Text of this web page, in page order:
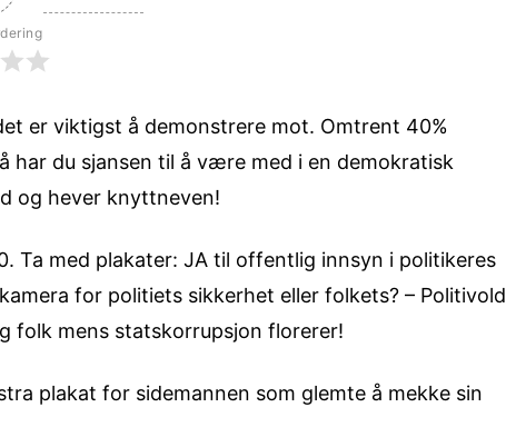
er viktigst å demonstrere mot. Omtrent 40%
har du sjansen til å være med i en demokratisk
og hever knyttneven!
Ta med plakater: JA til offentlig innsyn i politikeres
for politiets sikkerhet eller folkets? – Politivold
folk mens statskorrupsjon florerer!
plakat for sidemannen som glemte å mekke sin